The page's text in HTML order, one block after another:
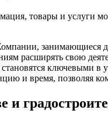
товары и услуги
занимающиеся
расширять свою
ключевыми в
и время, позволяя
и